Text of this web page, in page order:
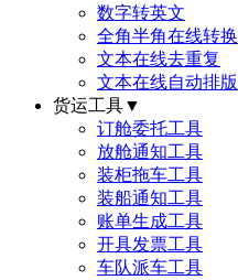
数字转英文
全角半角在线转换
文本在线去重复
文本在线自动排版
货运工具▼
订舱委托工具
放舱通知工具
装柜拖车工具
装船通知工具
账单生成工具
开具发票工具
车队派车工具